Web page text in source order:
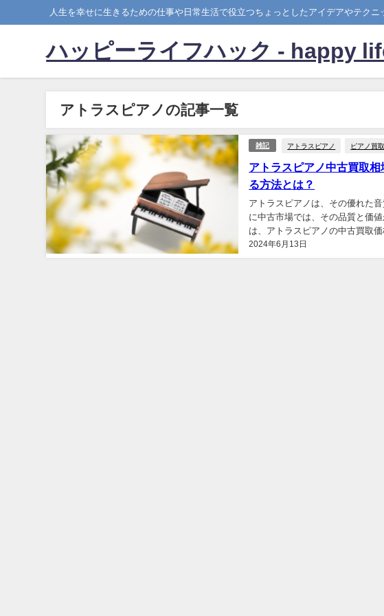
人生を幸せに生きるための仕事や日常生活で役立つちょっとしたアイデアやテクニ
ハッピーライフハック - happy
アトラスピアノの記事一覧
雑記 アトラスピアノ ピアノ買取
アトラスピアノ中古買取
る方法とは？
2024年6月13日
アトラスピアノは、その優れた
に中古市場では、その品質と価
は、アトラスピアノの中古買取
伝えします。 アトラスピアノ中